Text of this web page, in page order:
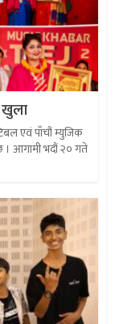
एवं पाँचौं म्युजिक
। आगामी भदौं २० गते